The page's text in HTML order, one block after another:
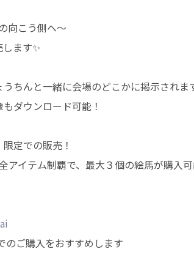
向こう側へ～
ます✨
ちんと一緒に会場のどこかに掲示され
ダウンロード可能！
定での販売！
アイテム制覇で、最大３個の絵馬が購入
ご購入をおすすめします